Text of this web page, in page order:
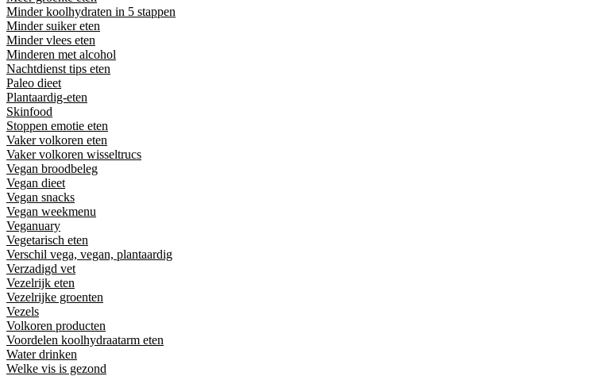
Minder koolhydraten in 5 stappen
Minder suiker eten
Minder vlees eten
Minderen met alcohol
Nachtdienst tips eten
Paleo dieet
Plantaardig-eten
Skinfood
Stoppen emotie eten
Vaker volkoren eten
Vaker volkoren wisseltrucs
Vegan broodbeleg
Vegan dieet
Vegan snacks
Vegan weekmenu
Veganuary
Vegetarisch eten
Verschil vega, vegan, plantaardig
Verzadigd vet
Vezelrijk eten
Vezelrijke groenten
Vezels
Volkoren producten
Voordelen koolhydraatarm eten
Water drinken
Welke vis is gezond